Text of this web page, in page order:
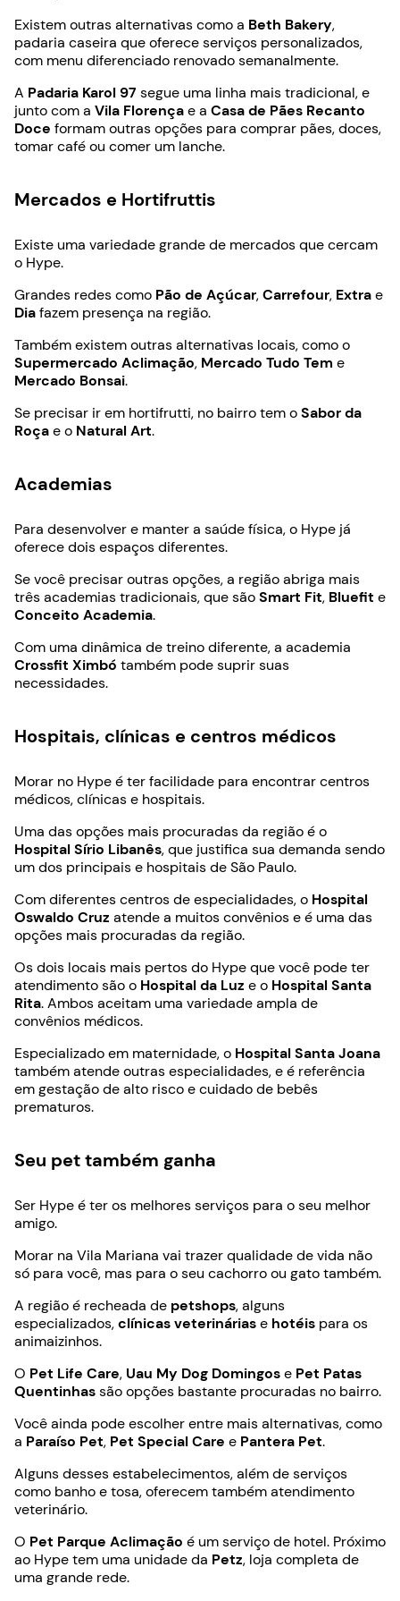
Existem outras alternativas como a Beth Bakery,
padaria caseira que oferece serviços personalizados,
com menu diferenciado renovado semanalmente.
A Padaria Karol 97 segue uma linha mais tradicional, e
junto com a Vila Florençae a Casa de Pães Recanto
Doce formam outras opções para comprar pães, doces,
tomar café ou comer um lanche.
Mercados e Hortifruttis
Existe uma variedade grande de mercados que cercam
o Hype.
Grandes redes como Pão de Açúcar,Carrefour, Extrae
Diafazem presença na região.
Também existem outras alternativas locais, como o
Supermercado Aclimação, Mercado Tudo Tem e
Mercado Bonsai.
Se precisar ir em hortifrutti, no bairro tem oSabor da
Roçae o Natural Art.
Academias
Para desenvolver e manter a saúde física, o Hype já
oferece dois espaços diferentes.
Se você precisar outras opções, a região abriga mais
três academias tradicionais, que sãoSmart Fit, Bluefit e
Conceito Academia.
Com uma dinâmica de treino diferente, a academia
Crossfit Ximbó também pode suprir suas
necessidades.
Hospitais, clínicas e centros médicos
Morar no Hype é ter facilidade para encontrar centros
médicos, clínicas e hospitais.
Uma das opções mais procuradas da região é o
Hospital Sírio Libanês, que justifica sua demanda sendo
um dos principais e hospitais de São Paulo.
Com diferentes centros de especialidades, o Hospital
Oswaldo Cruz atende a muitos convênios e é uma das
opções mais procuradas da região.
Os dois locais mais pertos do Hype que você pode ter
atendimento são o Hospital da Luz e o Hospital Santa
Rita. Ambos aceitam uma variedade ampla de
convênios médicos.
Especializado em maternidade, o Hospital Santa Joana
também atende outras especialidades, e é referência
em gestação de alto risco e cuidado de bebês
prematuros.
Seu pet também ganha
Ser Hype é ter os melhores serviços para o seu melhor
amigo.
Morar na Vila Mariana vai trazer qualidade de vida não
só para você, mas para o seu cachorro ou gato também.
A região é recheada de petshops, alguns
especializados,clínicas veterináriase hotéis para os
animaizinhos.
O Pet Life Care, Uau My Dog Domingose Pet Patas
Quentinhassão opções bastante procuradas no bairro.
Você ainda pode escolher entre mais alternativas, como
a Paraíso Pet, Pet Special Care e Pantera Pet.
Alguns desses estabelecimentos, além de serviços
como banho e tosa, oferecem também atendimento
veterinário.
O Pet Parque Aclimação é um serviço de hotel. Próximo
ao Hype tem uma unidade da Petz, loja completa de
uma grande rede.